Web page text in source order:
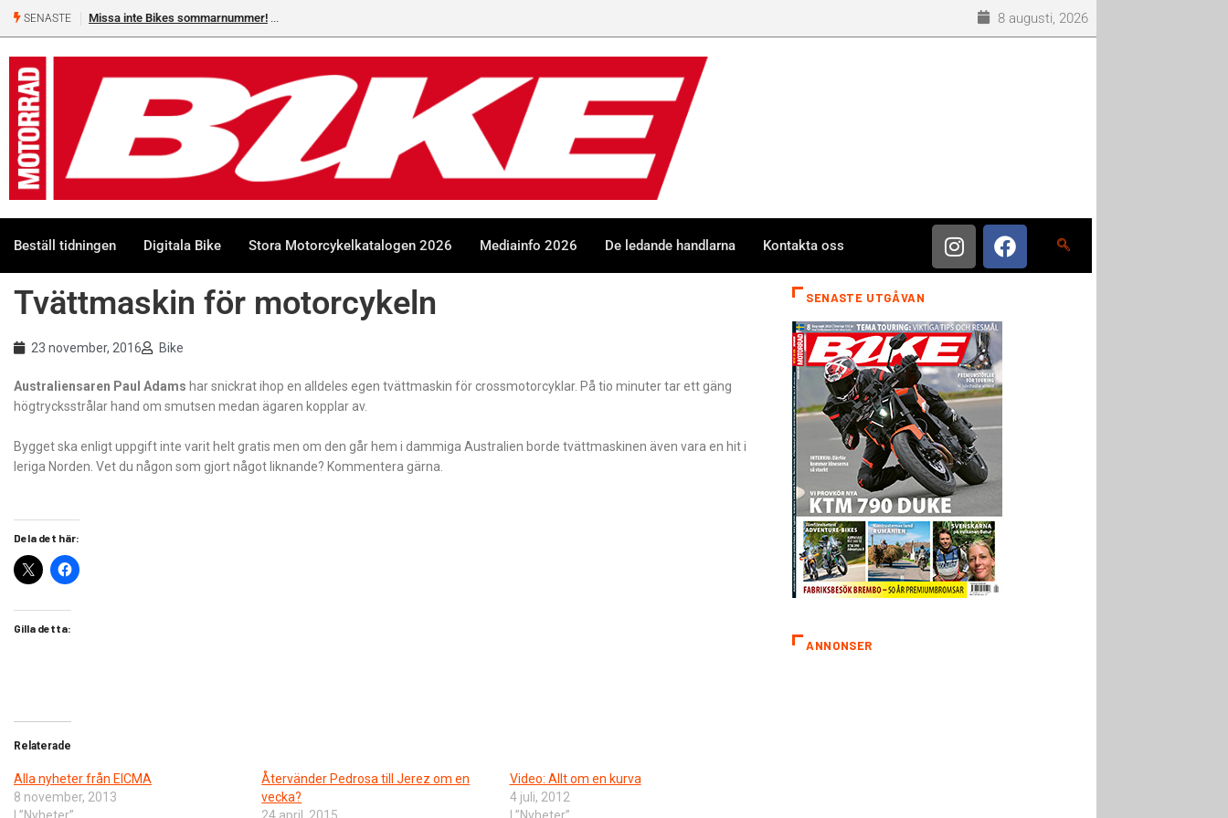
SENASTE Missa inte Bikes sommarnummer! 8 augusti, 2026
Beställ tidningen Digitala Bike Stora Motorcykelkatalogen 2026 Mediainfo 2026 De ledande handlarna Kontakta oss
Tvättmaskin för motorcykeln
23 november, 2016 Bike
Australiensaren Paul Adams har snickrat ihop en alldeles egen tvättmaskin för crossmotorcyklar. På tio minuter tar ett gäng
högtrycksstrålar hand om smutsen medan ägaren kopplar av.
Bygget ska enligt uppgift inte varit helt gratis men om den går hem i dammiga Australien borde tvättmaskinen även vara en hit i
leriga Norden. Vet du någon som gjort något liknande? Kommentera gärna.
Dela det här:
Gilla detta:
Relaterade
Alla nyheter från EICMA
8 november, 2013
I ”Nyheter”
Återvänder Pedrosa till Jerez om en
vecka?
24 april, 2015
Video: Allt om en kurva
4 juli, 2012
I ”Nyheter”
SENASTE UTGÅVAN
ANNONSER